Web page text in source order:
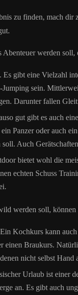
zu finden, mach
Abenteuer werden
Es gibt eine Vielzahl
Jumping sein.
Darunter fallen
gut gibt es auch
Panzer oder auch
soll. Auch
bietet wohl die
echten Schuss
werden soll,
Kochkurs kann auch
einen Braukurs.
nicht selbst Hand
Urlaub ist einer
an. Es gibt auch